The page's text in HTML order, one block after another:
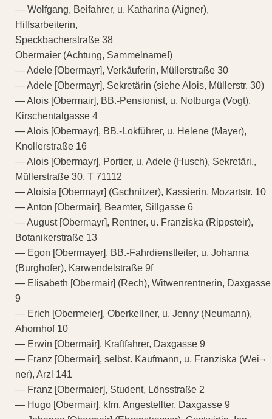
— Wolfgang, Beifahrer, u. Katharina (Aigner),
Hilfsarbeiterin,
Speckbacherstraße 38
Obermaier (Achtung, Sammelname!)
— Adele [Obermayr], Verkäuferin, Müllerstraße 30
— Adele [Obermayr], Sekretärin (siehe Alois, Müllerstr. 30)
— Alois [Obermair], BB.-Pensionist, u. Notburga (Vogt),
Kirschentalgasse 4
— Alois [Obermayr], BB.-Lokführer, u. Helene (Mayer),
Knollerstraße 16
— Alois [Obermayr], Portier, u. Adele (Husch), Sekretäri.,
Müllerstraße 30, T 71112
— Aloisia [Obermayr] (Gschnitzer), Kassierin, Mozartstr. 10
— Anton [Obermair], Beamter, Sillgasse 6
— August [Obermayr], Rentner, u. Franziska (Rippsteir),
Botanikerstraße 13
— Egon [Obermayer], BB.-Fahrdienstleiter, u. Johanna
(Burghofer), Karwendelstraße 9f
— Elisabeth [Obermair] (Rech), Witwenrentnerin, Daxgasse
9
— Erich [Obermeier], Oberkellner, u. Jenny (Neumann),
Ahornhof 10
— Erwin [Obermair], Kraftfahrer, Daxgasse 9
— Franz [Obermair], selbst. Kaufmann, u. Franziska (Wei¬
ner), Arzl 141
— Franz [Obermaier], Student, Lönsstraße 2
— Hugo [Obermair], kfm. Angestellter, Daxgasse 9